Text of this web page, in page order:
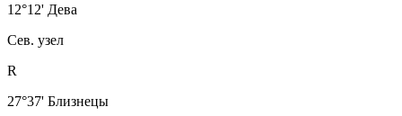
12°12' Дева
Сев. узел
R
27°37' Близнецы